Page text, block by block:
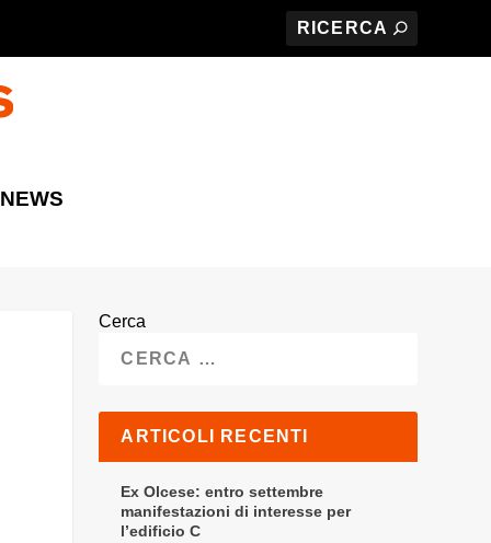
Cerca
ARTICOLI RECENTI
Ex Olcese: entro settembre
manifestazioni di interesse per
l’edificio C